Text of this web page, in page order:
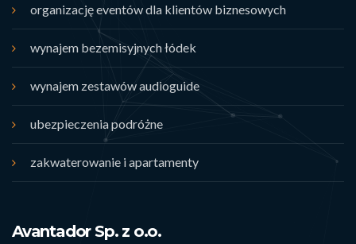
organizację eventów dla klientów biznesowych
wynajem bezemisyjnych łódek
wynajem zestawów audioguide
ubezpieczenia podróżne
zakwaterowanie i apartamenty
Avantador Sp. z o.o.